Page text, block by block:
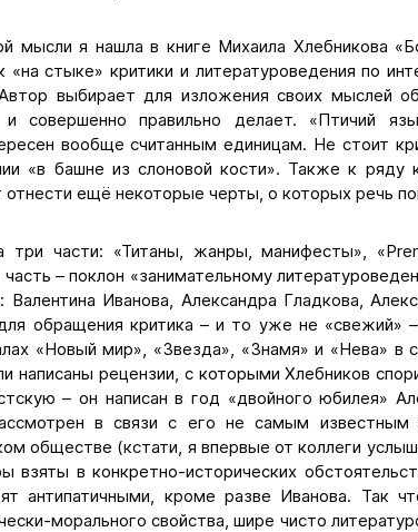
мысли я нашла в книге Михаила Хлебникова
«на стыке» критики и литературоведения по
выбирает для изложения своих мыслей
и совершенно правильно делает. «Птичий
вообще считанным единицам. Не стоит
«в башне из слоновой кости». Также к ряду
отнести ещё некоторые черты, о которых речь
три части: «Титаны, жанры, манифесты»,
– поклон «занимательному
Валентина Иванова, Александра Гладкова,
обращения критика – и то уже не «свежий»
«Новый мир», «Звезда», «Знамя» и «Нева» в
написаны рецензии, с которыми Хлебников
– он написан в год «двойного юбилея»
в связи с его не самым
обществе (кстати, я впервые от коллеги
взяты в конкретно-исторических
антипатичными, кроме разве Иванова. Так
морального свойства, шире чисто